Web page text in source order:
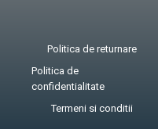
Politica de returnare
Politica de
confidentialitate
Termeni si conditii